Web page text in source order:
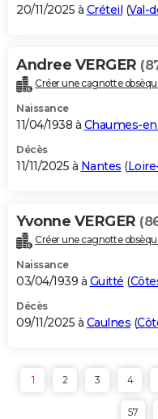
20/11/2025 à Créteil (Val-
Andree VERGER
Créer une cagnotte
Naissance
11/04/1938 à Chaumes-
Décès
11/11/2025 à Nantes (
Yvonne VERGER
Créer une cagnotte
Naissance
03/04/1939 à Guitté (
Décès
09/11/2025 à Caulnes (
1 2 3 4
57